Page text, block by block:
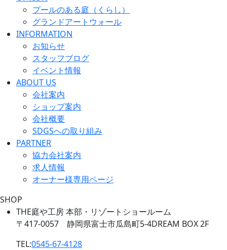
プールのある庭（くらし）
グランドアートウォール
INFORMATION
お知らせ
スタッフブログ
イベント情報
ABOUT US
会社案内
ショップ案内
会社概要
SDGSへの取り組み
PARTNER
協力会社案内
求人情報
オーナー様専用ページ
SHOP
THE庭や工房 本部・リゾートショールーム
〒417-0057 静岡県富士市瓜島町5-4DREAM BOX 2F
TEL:0545-67-4128